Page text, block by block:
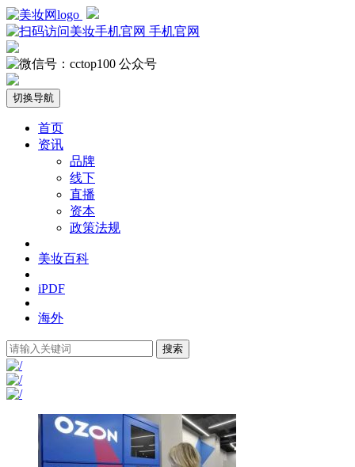
手机官网
公众号
切换导航
首页
资讯
品牌
线下
直播
资本
政策法规
美妆百科
iPDF
海外
搜索